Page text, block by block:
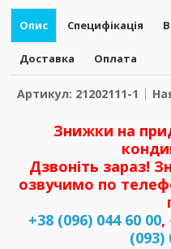
Опис Специфікація
Доставка Оплата
Артикул: 21202111-1
Знижки на
Дзвоніть зараз!
озвучимо по
+38 (096) 044 60 00,
(093)